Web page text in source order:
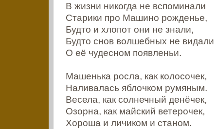
В жизни никогда не вспоминали
Старики про Машино рожденье,
Будто и хлопот они не знали,
Будто снов волшебных не видали
О её чудесном появленьи.
Машенька росла, как колосочек,
Наливалась яблочком румяным.
Весела, как солнечный денёчек,
Озорна, как майский ветерочек,
Хороша и личиком и станом.